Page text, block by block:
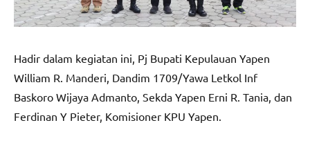
Hadir dalam kegiatan ini, Pj Bupati Kepulauan Yapen
William R. Manderi, Dandim 1709/Yawa Letkol Inf
Baskoro Wijaya Admanto, Sekda Yapen Erni R. Tania, dan
Ferdinan Y Pieter, Komisioner KPU Yapen.